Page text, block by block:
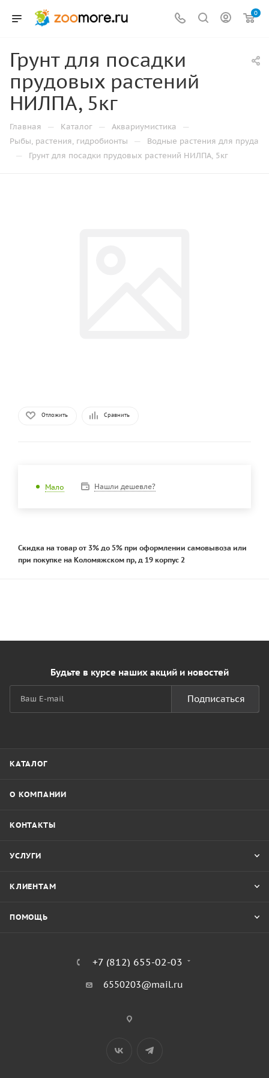
0
Грунт для посадки
прудовых растений
НИЛПА, 5кг
Главная — Каталог — Аквариумистика —
Рыбы, растения, гидробионты — Водные растения для пруда
— Грунт для посадки прудовых растений НИЛПА, 5кг
Отложить Сравнить
Мало Нашли дешевле?
Скидка на товар от 3% до 5% при оформлении самовывоза или
при покупке на Коломяжском пр, д 19 корпус 2
Будьте в курсе наших акций и новостей
Подписаться
КАТАЛОГ
О КОМПАНИИ
КОНТАКТЫ
УСЛУГИ
КЛИЕНТАМ
ПОМОЩЬ
+7 (812) 655-02-03
6550203@mail.ru